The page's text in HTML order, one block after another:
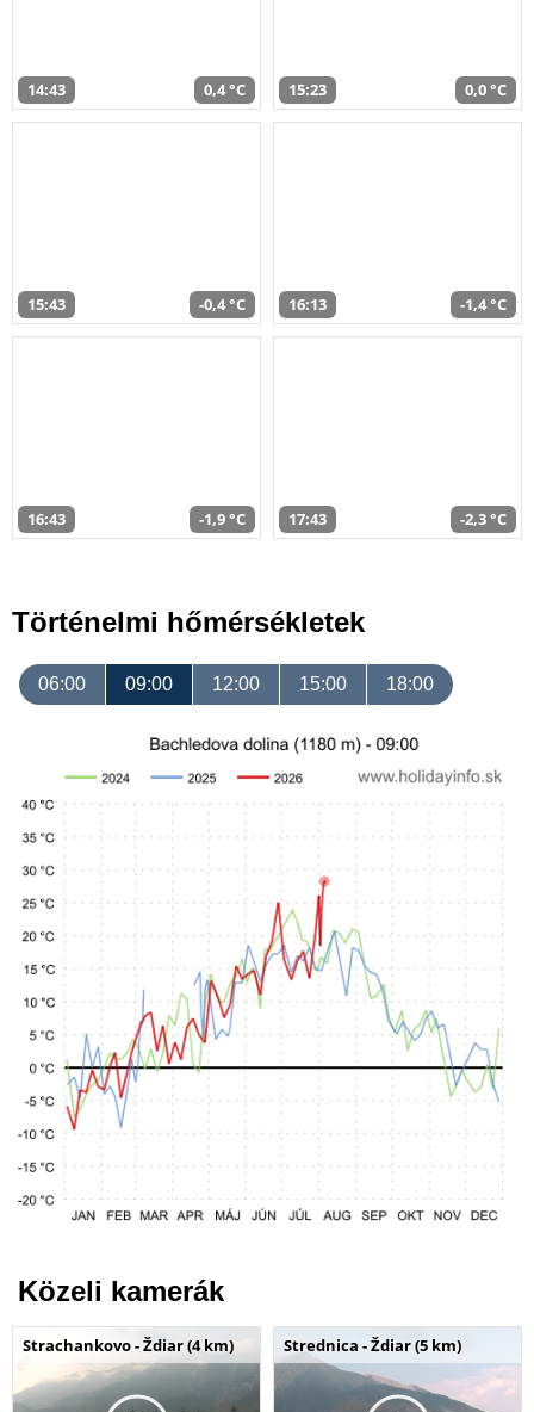
14:43 0,4 °C 15:23 0,0 °C
15:43 -0,4 °C 16:13 -1,4 °C
16:43 -1,9 °C 17:43 -2,3 °C
Történelmi hőmérsékletek
06:00 09:00 12:00 15:00 18:00
Közeli kamerák
Strachankovo - Ždiar (4 km) Strednica - Ždiar (5 km)